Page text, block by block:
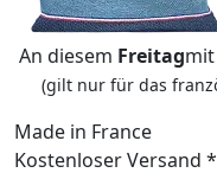
An diesem Freitag
(gilt nur für das
Made in France
Kostenloser Versand